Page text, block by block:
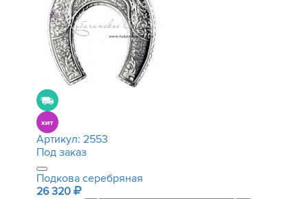
Артикул: 2553
Под заказ
Подкова серебряная
26 320